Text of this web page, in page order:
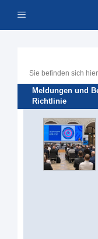
Inhalt Menü
Sie befinden sich
Meldungen und
Richtlinie